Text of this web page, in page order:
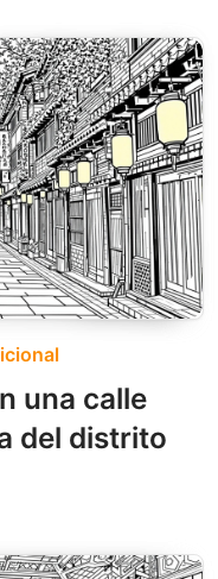
una calle
del distrito